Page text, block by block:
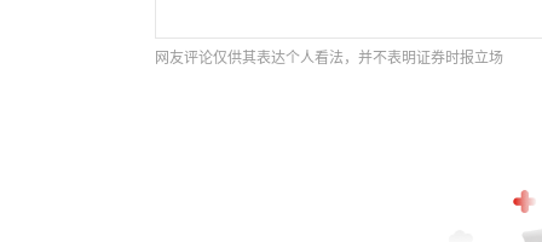
网友评论仅供其表达个人看法，并不表明证券时报立场